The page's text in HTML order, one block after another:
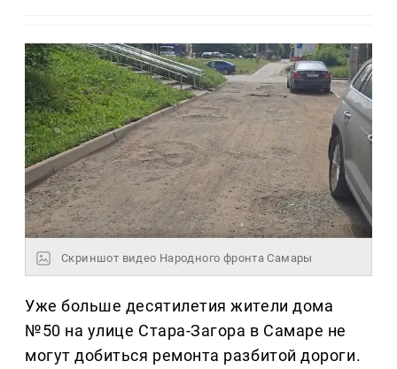
Скриншот видео Народного фронта Самары
Уже больше десятилетия жители дома
№50 на улице Стара-Загора в Самаре не
могут добиться ремонта разбитой дороги.